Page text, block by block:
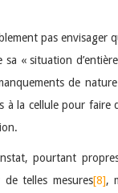
pas envisager
« situation
de
à la cellule pour
pourtant
telles mesures[8],